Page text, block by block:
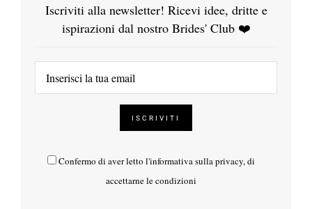
Iscriviti alla newsletter! Ricevi idee, dritte e
ispirazioni dal nostro Brides' Club ❤️
Confermo di aver letto l'informativa sulla privacy, di
accettarne le condizioni